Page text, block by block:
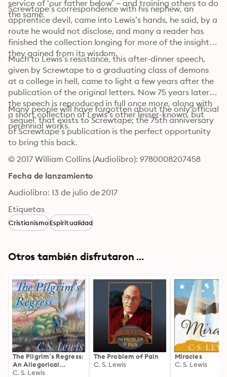
service of ‘our father below’ – and training others to do
the same.
Screwtape’s correspondence with his nephew, an
apprentice devil, came into Lewis’s hands, he said, by a
route he would not disclose, and many a reader has
finished the collection longing for more of the insights
they gained from its wisdom.
Much to Lewis’s resistance, this after-dinner speech,
given by Screwtape to a graduating class of demons
at a college in hell, came to light a few years after the
publication of the original letters. Now 75 years later,
the speech is reproduced in full once more, along with
a short collection of Lewis’s other lesser-known, but
perennial works.
Many people will have forgotten about the only official
‘sequel’ that exists to Screwtape; the 75th anniversary
of Screwtape’s publication is the perfect opportunity
to bring this back.
© 2017 William Collins (Audiolibro): 9780008207458
Fecha de lanzamiento
Audiolibro: 13 de julio de 2017
Etiquetas
CristianismoEspiritualidad
Otros también disfrutaron ...
The Pilgrim’s Regress:
An Allegorical
Apology for
C. S. Lewis
The Problem of Pain
C. S. Lewis
Miracles
C. S. Lewis